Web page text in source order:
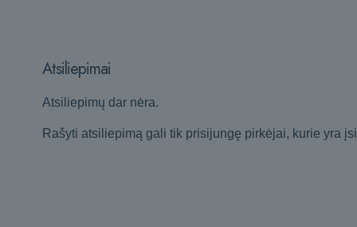
Atsiliepimai
Atsiliepimų dar nėra.
Rašyti atsiliepimą gali tik prisijungę pirkėjai, kurie yra